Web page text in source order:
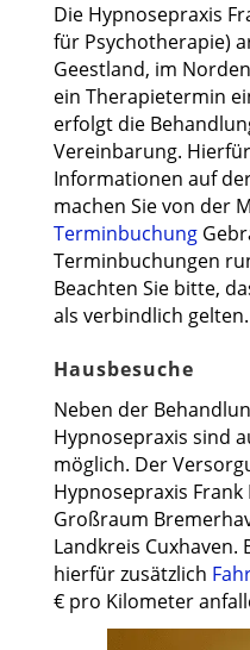
Die Hypnosepraxis
für Psychotherapie)
Geestland, im
ein Therapietermin
erfolgt die
Vereinbarung.
Informationen auf
machen Sie von der
Terminbuchung
Terminbuchungen
Beachten Sie bitte,
als verbindlich gelten.
Hausbesuche
Neben der
Hypnosepraxis sind
möglich. Der
Hypnosepraxis
Großraum
Landkreis Cuxhaven.
hierfür zusätzlich
€ pro Kilometer